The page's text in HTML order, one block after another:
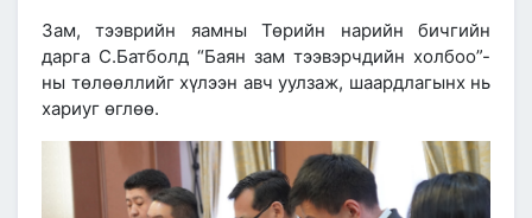
Зам, тээврийн яамны Төрийн нарийн бичгийн
дарга С.Батболд “Баян зам тээвэрчдийн холбоо”-
ны төлөөллийг хүлээн авч уулзаж, шаардлагынх нь
хариуг өглөө.